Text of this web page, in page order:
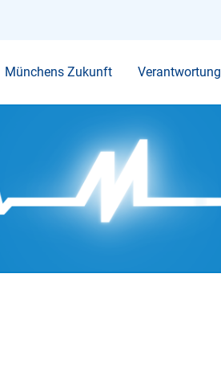
Münchens Zukunft Verantwortung